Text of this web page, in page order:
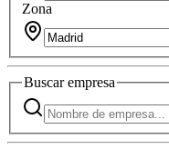
Zona
Buscarempresa